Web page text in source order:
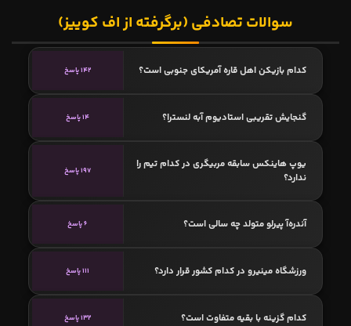
سوالات تصادفی (برگرفته از اف کوییز)
کدام بازیکن اهل قاره آمریکای جنوبی است؟ 142 پاسخ
گنجایش تقریبی استادیوم آبه لنسترا؟ 14 پاسخ
یوپ هاینکس سابقه مربیگری در کدام تیم را
ندارد؟
197 پاسخ
آندره‌آ پیرلو متولد چه سالی است؟ 6 پاسخ
ورزشگاه مینیرو در کدام کشور قرار دارد؟ 111 پاسخ
کدام گزینه با بقیه متفاوت است؟ 132 پاسخ